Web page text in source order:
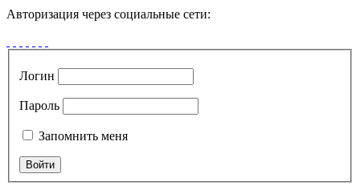
Авторизация через социальные сети:
Логин
Пароль
Запомнить меня